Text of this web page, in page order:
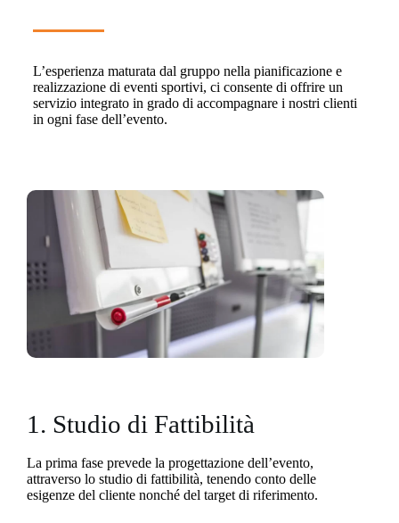
L’esperienza maturata dal gruppo nella pianificazione e
realizzazione di eventi sportivi, ci consente di offrire un
servizio integrato in grado di accompagnare i nostri clienti
in ogni fase dell’evento.
1. Studio di Fattibilità
La prima fase prevede la progettazione dell’evento,
attraverso lo studio di fattibilità, tenendo conto delle
esigenze del cliente nonché del target di riferimento.